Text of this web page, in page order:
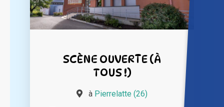
SCÈNE OUVERTE (À
TOUS !)
à Pierrelatte (26)